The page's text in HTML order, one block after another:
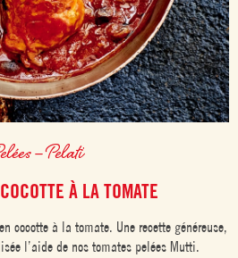
– Pelati
À LA TOMATE
cocotte à la tomate. Une recette généreuse,
l’aide de nos tomates pelées Mutti.